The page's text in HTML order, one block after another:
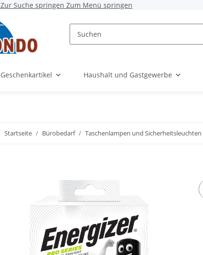
Zur Suche springen Zum Menü springen
Geschenkartikel Haushalt und Gastgewerbe
Startseite Bürobedarf Taschenlampen und Sicherheitsleuchten